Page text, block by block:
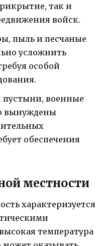
так и
войск.
пыль и песчаные
усложнить
особой
пустыни, военные
вынуждены
обеспечения
местности
характеризуется
температура